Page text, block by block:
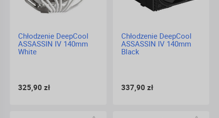
Chłodzenie DeepCool
ASSASSIN IV 140mm
White
325,90 zł
Chłodzenie DeepCool
ASSASSIN IV 140mm
Black
337,90 zł